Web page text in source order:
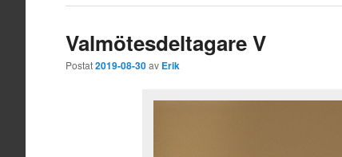
Valmötesdeltagare V
Postat2019-08-30av Erik